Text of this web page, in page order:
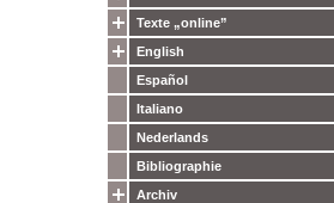
Texte „online”
English
Español
Italiano
Nederlands
Bibliographie
Archiv